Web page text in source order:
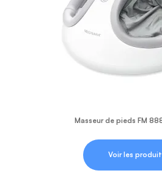
Masseur de pieds FM
Voir les